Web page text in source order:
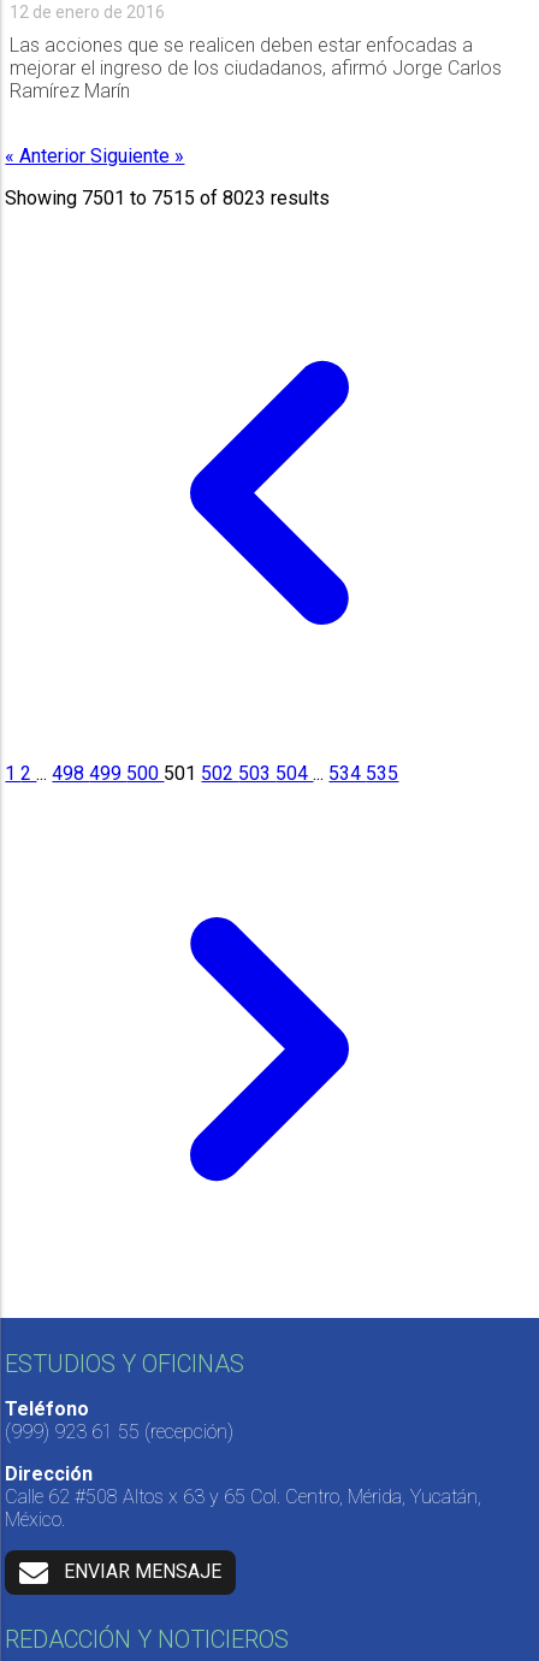
12 de enero de 2016
Las acciones que se realicen deben estar enfocadas a
mejorar el ingreso de los ciudadanos, afirmó Jorge Carlos
Ramírez Marín
« AnteriorSiguiente »
Showing 7501 to 7515 of8023 results
12... 498499 500 501 502 503 504... 534 535
ESTUDIOS Y OFICINAS
Teléfono
(999) 923 61 55 (recepción)
Dirección
Calle 62 #508 Altos x 63 y 65 Col. Centro, Mérida, Yucatán,
México.
ENVIAR MENSAJE
REDACCIÓN Y NOTICIEROS